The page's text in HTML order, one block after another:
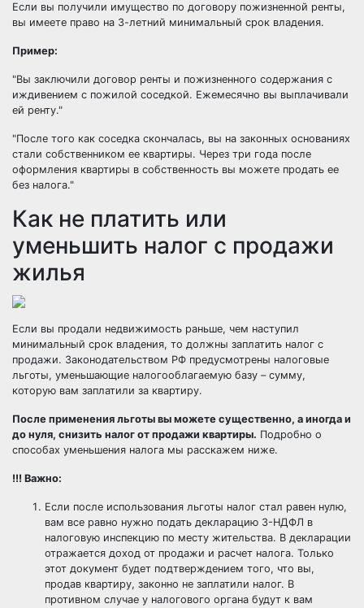
Если вы получили имущество по договору пожизненной ренты,
вы имеете право на 3-летний минимальный срок владения.
Пример:
Вы заключили договор ренты и пожизненного содержания с
иждивением с пожилой соседкой. Ежемесячно вы выплачивали
ей ренту.
После того как соседка скончалась, вы на законных основаниях
стали собственником ее квартиры. Через три года после
оформления квартиры в собственность вы можете продать ее
без налога.
Как не платить или
уменьшить налог с продажи
жилья
Если вы продали недвижимость раньше, чем наступил
минимальный срок владения, то должны заплатить налог с
продажи. Законодательством РФ предусмотрены налоговые
льготы, уменьшающие налогооблагаемую базу – сумму,
которую вам заплатили за квартиру.
После применения льготы вы можете существенно, а иногда и
до нуля, снизить налог от продажи квартиры. Подробно о
способах уменьшения налога мы расскажем ниже.
!!! Важно:
Если после использования льготы налог стал равен нулю,
вам все равно нужно подать декларацию 3-НДФЛ в
налоговую инспекцию по месту жительства. В декларации
отражается доход от продажи и расчет налога. Только
этот документ будет подтверждением того, что вы,
продав квартиру, законно не заплатили налог. В
противном случае у налогового органа будут к вам